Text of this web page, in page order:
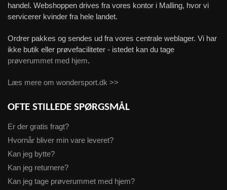
handel. Webshoppen drives fra vores kontor i Malling, hvor vi
servicerer kvinder fra hele landet.
Ordrer pakkes og sendes ud fra vores centrale weblager. Vi har
ikke butik eller prøvefaciliteter - istedet kan du tage
prøverummet med hjem.
Læs mere om wondersport.dk >>
OFTE STILLEDE SPØRGSMÅL
Er der gratis fragt?
Hvornår bliver min vare leveret?
Kan jeg bytte?
Kan jeg returnere?
Kan jeg tage prøverummet med hjem?